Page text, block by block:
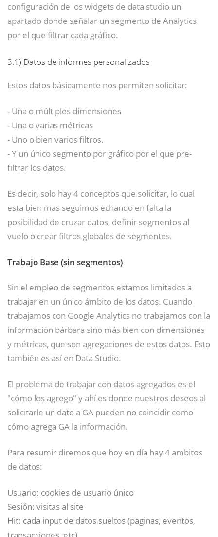
configuración de los widgets de data studio un
apartado donde señalar un segmento de Analytics
por el que filtrar cada gráfico.
3.1) Datos de informes personalizados
Estos datos básicamente nos permiten solicitar:
- Una o múltiples dimensiones
- Una o varias métricas
- Uno o bien varios filtros.
- Y un único segmento por gráfico por el que pre-
filtrar los datos.
Es decir, solo hay 4 conceptos que solicitar, lo cual
esta bien mas seguimos echando en falta la
posibilidad de cruzar datos, definir segmentos al
vuelo o crear filtros globales de segmentos.
Trabajo Base (sin segmentos)
Sin el empleo de segmentos estamos limitados a
trabajar en un único ámbito de los datos. Cuando
trabajamos con Google Analytics no trabajamos con la
información bárbara sino más bien con dimensiones
y métricas, que son agregaciones de estos datos. Esto
también es así en Data Studio.
El problema de trabajar con datos agregados es el
"cómo los agrego" y ahí es donde nuestros deseos al
solicitarle un dato a GA pueden no coincidir como
cómo agrega GA la información.
Para resumir diremos que hoy en día hay 4 ambitos
de datos:
Usuario: cookies de usuario único
Sesión: visitas al site
Hit: cada input de datos sueltos (paginas, eventos,
transacciones, etc)